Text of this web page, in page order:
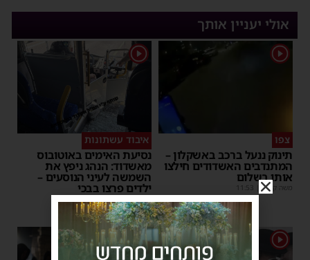
אולי יעניין אותך
1
צפו
תינוק ננעל ברכב באשקלון –
המתנדבים האשדודים חילצו
אותו בשלום
משה קאהן 11:53
1
איבוד עשתונות
נסיעת האימים באוטובוס
מאשדוד: הנהג ניפץ את
השמשה לעיני הנוסעים –
ילדים פרצו בבכי
מנחם דויטש |
11:34
1